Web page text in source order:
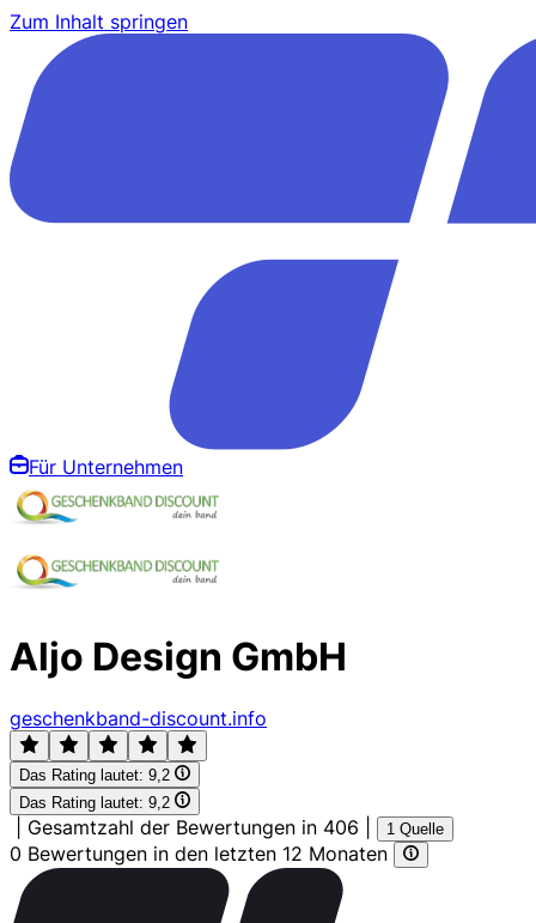
Zum Inhalt springen
Für Unternehmen
Aljo Design GmbH
geschenkband-discount.info
Das Rating lautet: 9,2
Das Rating lautet: 9,2
Gesamtzahl der Bewertungen in 406 1 Quelle
0 Bewertungen in den letzten 12 Monaten